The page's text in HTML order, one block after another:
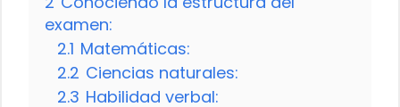
examen:
2.1 Matemáticas:
2.2 Ciencias naturales:
2.3 Habilidad verbal: